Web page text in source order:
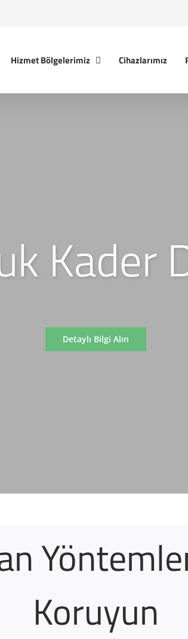
Hizmet Bölgelerimiz Cihazlarımız
Kader
Detaylı Bilgi Alın
Koruyun